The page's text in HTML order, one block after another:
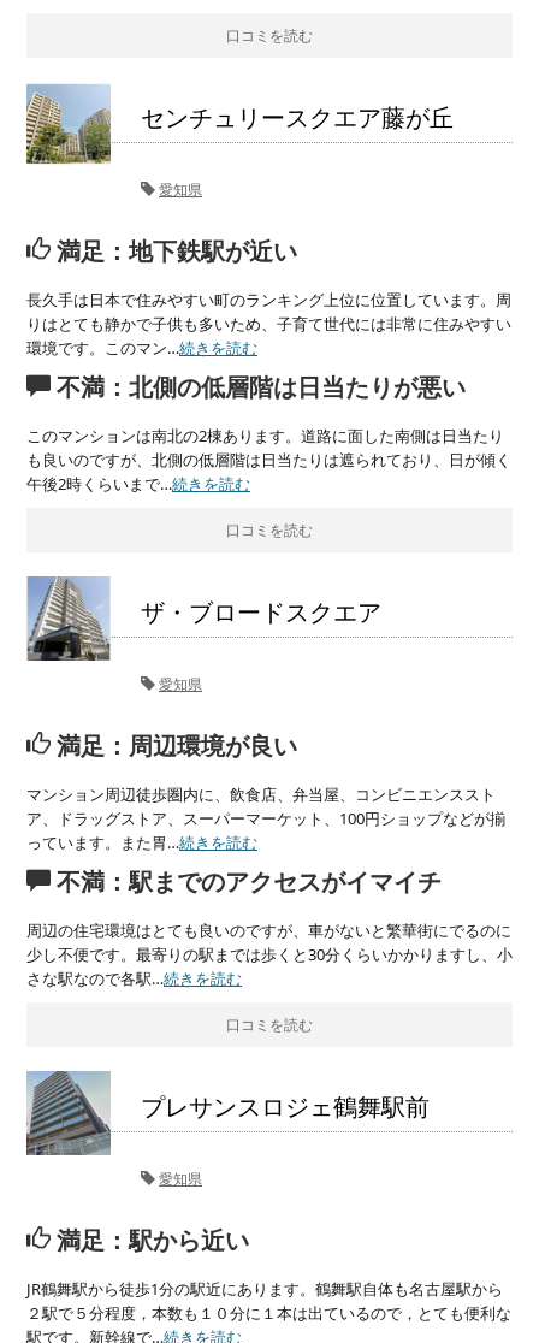
口コミを読む
センチュリースクエア藤が丘
愛知県
満足：地下鉄駅が近い
長久手は日本で住みやすい町のランキング上位に位置しています。周
りはとても静かで子供も多いため、子育て世代には非常に住みやすい
環境です。このマン…続きを読む
不満：北側の低層階は日当たりが悪い
このマンションは南北の2棟あります。道路に面した南側は日当たり
も良いのですが、北側の低層階は日当たりは遮られており、日が傾く
午後2時くらいまで…続きを読む
口コミを読む
ザ・ブロードスクエア
愛知県
満足：周辺環境が良い
マンション周辺徒歩圏内に、飲食店、弁当屋、コンビニエンススト
ア、ドラッグストア、スーパーマーケット、100円ショップなどが揃
っています。また胃…続きを読む
不満：駅までのアクセスがイマイチ
周辺の住宅環境はとても良いのですが、車がないと繁華街にでるのに
少し不便です。最寄りの駅までは歩くと30分くらいかかりますし、小
さな駅なので各駅…続きを読む
口コミを読む
プレサンスロジェ鶴舞駅前
愛知県
満足：駅から近い
JR鶴舞駅から徒歩1分の駅近にあります。鶴舞駅自体も名古屋駅から
２駅で５分程度，本数も１０分に１本は出ているので，とても便利な
駅です。新幹線で…続きを読む